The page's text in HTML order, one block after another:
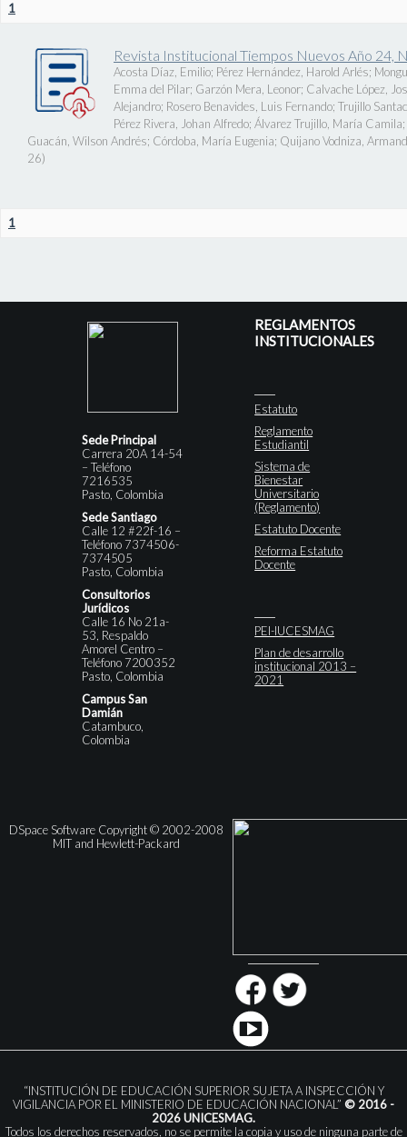
1
Revista Institucional Tiempos Nuevos Año 24,
Acosta Díaz, Emilio; Pérez Hernández, Harold Arlés;
Emma del Pilar; Garzón Mera, Leonor; Calvache López,
Alejandro; Rosero Benavides, Luis Fernando; Trujillo
Pérez Rivera, Johan Alfredo; Álvarez Trujillo, María Camila;
Guacán, Wilson Andrés; Córdoba, María Eugenia; Quijano Vodniza,
26)
1
Sede Principal
Carrera 20A 14-54
– Teléfono
7216535
Pasto, Colombia
Sede Santiago
Calle 12 #22f-16 –
Teléfono 7374506-
7374505
Pasto, Colombia
Consultorios
Jurídicos
Calle 16 No 21a-
53, Respaldo
Amorel Centro –
Teléfono 7200352
Pasto, Colombia
Campus San
Damián
Catambuco,
Colombia
REGLAMENTOS
INSTITUCIONALES
Estatuto
Reglamento
Estudiantil
Sistema de
Bienestar
Universitario
(Reglamento)
Estatuto Docente
Reforma Estatuto
Docente
PEI-IUCESMAG
Plan de desarrollo
institucional 2013 –
2021
DSpace Software Copyright © 2002-2008
MIT and Hewlett-Packard
“INSTITUCIÓN DE EDUCACIÓN SUPERIOR SUJETA A INSPECCIÓN Y
VIGILANCIA POR EL MINISTERIO DE EDUCACIÓN NACIONAL” © 2016 -
2026 UNICESMAG.
Todos los derechos reservados, no se permite la copia y uso de ninguna parte de